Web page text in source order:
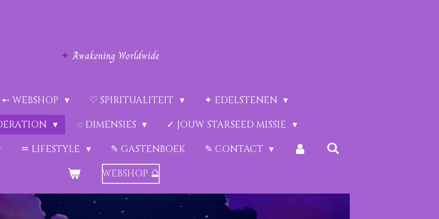
✦ Awakening Worldwide
➸ WEBSHOP ♡ SPIRITUALITEIT
✦ EDELSTENEN
◌ DIMENSIES
✓ JOUW STARSEED MISSIE
♒︎ LIFESTYLE ✎ GASTENBOEK
✎ CONTACT
WEBSHOP 🔮